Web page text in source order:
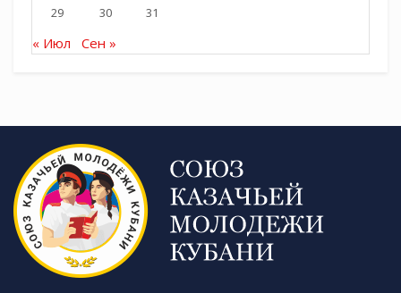
29 30 31
« Июл Сен »